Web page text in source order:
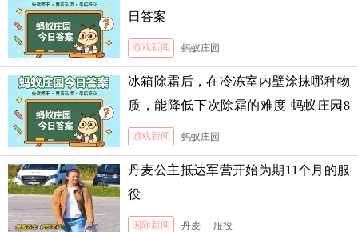
日答案
游戏新闻 蚂蚁庄园
冰箱除霜后，在冷冻室内壁涂抹哪种物
质，能降低下次除霜的难度 蚂蚁庄园8
月5日答案
游戏新闻 蚂蚁庄园
丹麦公主抵达军营开始为期11个月的服
役
国际新闻 丹麦 服役